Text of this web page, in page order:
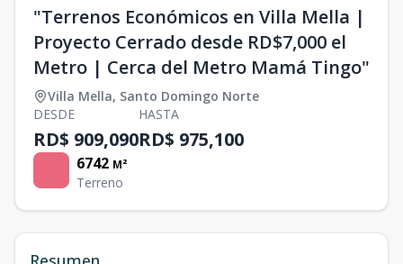
"Terrenos Económicos en Villa Mella |
Proyecto Cerrado desde RD$7,000 el
Metro | Cerca del Metro Mamá Tingo"
Villa Mella, Santo Domingo Norte
DESDE
RD$ 909,090
HASTA
RD$ 975,100
6742 M²
Terreno